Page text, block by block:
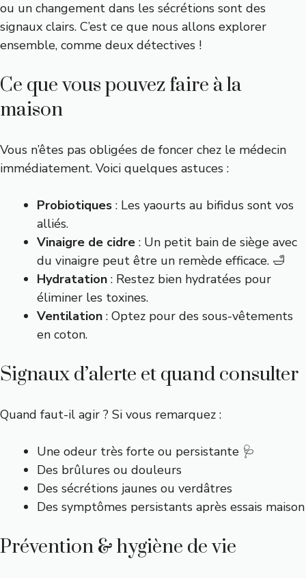
ou un changement dans les sécrétions sont des
signaux clairs. C’est ce que nous allons explorer
ensemble, comme deux détectives !
Ce que vous pouvez faire à la
maison
Vous n’êtes pas obligées de foncer chez le médecin
immédiatement. Voici quelques astuces :
Probiotiques : Les yaourts au bifidus sont vos
alliés.
Vinaigre de cidre : Un petit bain de siège avec
du vinaigre peut être un remède efficace. 🛁
Hydratation : Restez bien hydratées pour
éliminer les toxines.
Ventilation : Optez pour des sous-vêtements
en coton.
Signaux d’alerte et quand consulter
Quand faut-il agir ? Si vous remarquez :
Une odeur très forte ou persistante 🩺
Des brûlures ou douleurs
Des sécrétions jaunes ou verdâtres
Des symptômes persistants après essais maison
Prévention & hygiène de vie